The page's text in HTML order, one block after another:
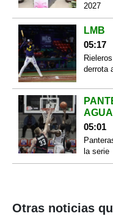
2027
LMB
05:17
derrota
05:01
la serie
Otras noticias